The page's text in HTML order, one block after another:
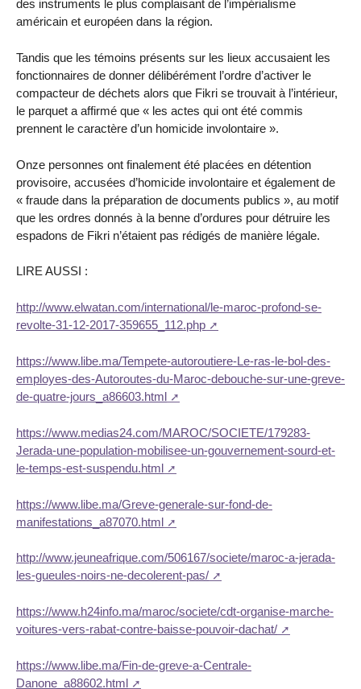
des instruments le plus complaisant de l’impérialisme
américain et européen dans la région.
Tandis que les témoins présents sur les lieux accusaient les
fonctionnaires de donner délibérément l’ordre d’activer le
compacteur de déchets alors que Fikri se trouvait à l’intérieur,
le parquet a affirmé que « les actes qui ont été commis
prennent le caractère d’un homicide involontaire ».
Onze personnes ont finalement été placées en détention
provisoire, accusées d’homicide involontaire et également de
« fraude dans la préparation de documents publics », au motif
que les ordres donnés à la benne d’ordures pour détruire les
espadons de Fikri n’étaient pas rédigés de manière légale.
LIRE AUSSI :
http://www.elwatan.com/international/le-maroc-profond-se-
revolte-31-12-2017-359655_112.php
https://www.libe.ma/Tempete-autoroutiere-Le-ras-le-bol-des-
employes-des-Autoroutes-du-Maroc-debouche-sur-une-greve-
de-quatre-jours_a86603.html
https://www.medias24.com/MAROC/SOCIETE/179283-
Jerada-une-population-mobilisee-un-gouvernement-sourd-et-
le-temps-est-suspendu.html
https://www.libe.ma/Greve-generale-sur-fond-de-
manifestations_a87070.html
http://www.jeuneafrique.com/506167/societe/maroc-a-jerada-
les-gueules-noirs-ne-decolerent-pas/
https://www.h24info.ma/maroc/societe/cdt-organise-marche-
voitures-vers-rabat-contre-baisse-pouvoir-dachat/
https://www.libe.ma/Fin-de-greve-a-Centrale-
Danone_a88602.html